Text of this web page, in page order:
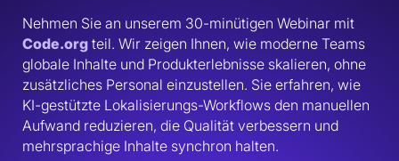
Code.org teil. Wir zeigen Ihnen, wie moderne Teams
globale Inhalte und Produkterlebnisse skalieren, ohne
zusätzliches Personal einzustellen. Sie erfahren, wie
KI-gestützte Lokalisierungs-Workflows den manuellen
Aufwand reduzieren, die Qualität verbessern und
mehrsprachige Inhalte synchron halten.